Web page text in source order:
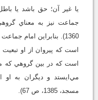
1360). بنابراين امام
است که پيروان از او
است که در بين گروهي که
مي‌ايستد و ديگران به او
مسجد، 1385، ص 67).